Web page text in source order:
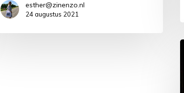
esther@zinenzo.nl
24 augustus 2021